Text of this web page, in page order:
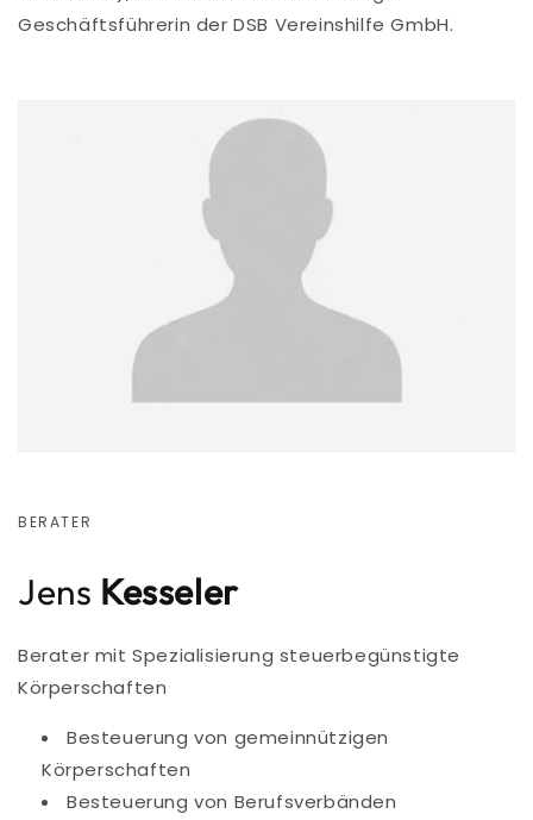
Geschäftsführerin der DSB Vereinshilfe GmbH.
BERATER
Jens Kesseler
Berater mit Spezialisierung steuerbegünstigte
Körperschaften
Besteuerung von gemeinnützigen
Körperschaften
Besteuerung von Berufsverbänden